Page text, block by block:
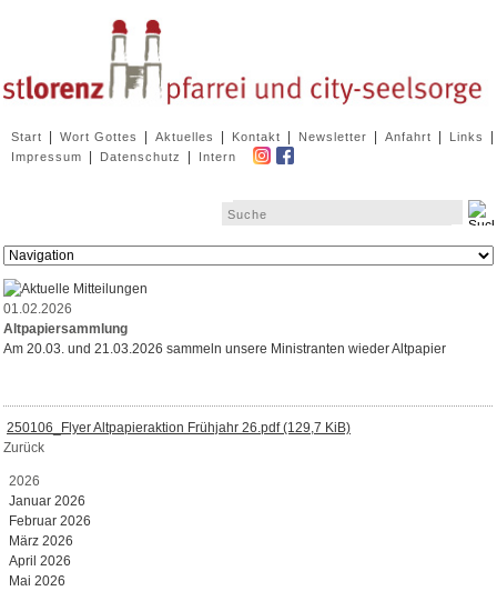
überspringen
Start Wort Gottes Aktuelles Kontakt Newsletter Anfahrt Links
Impressum Datenschutz Intern
Zielseite
01.02.2026
Altpapiersammlung
Am 20.03. und 21.03.2026 sammeln unsere Ministranten wieder Altpapier
250106_Flyer Altpapieraktion Frühjahr 26.pdf(129,7 KiB)
Zurück
2026
Januar 2026
Februar 2026
März 2026
April 2026
Mai 2026